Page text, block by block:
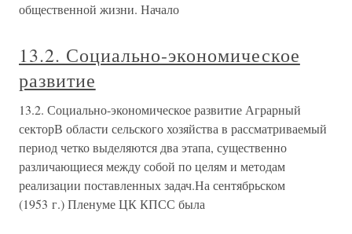
общественной жизни. Начало
13.2. Социально-экономическое
развитие
13.2. Социально-экономическое развитие Аграрный
секторВ области сельского хозяйства в рассматриваемый
период четко выделяются два этапа, существенно
различающиеся между собой по целям и методам
реализации поставленных задач.На сентябрьском
(1953 г.) Пленуме ЦК КПСС была